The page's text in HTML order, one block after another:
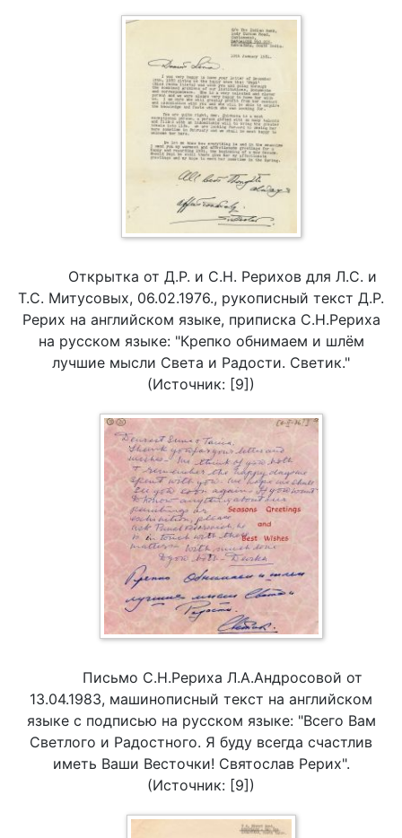
Открытка от Д.Р. и С.Н. Рерихов для Л.С. и
Т.С. Митусовых, 06.02.1976., рукописный текст Д.Р.
Рерих на английском языке, приписка С.Н.Рериха
на русском языке: "Крепко обнимаем и шлём
лучшие мысли Света и Радости. Светик."
(Источник: [9])
Письмо С.Н.Рериха Л.А.Андросовой от
13.04.1983, машинописный текст на английском
языке с подписью на русском языке: "Всего Вам
Светлого и Радостного. Я буду всегда счастлив
иметь Ваши Весточки! Святослав Рерих".
(Источник: [9])